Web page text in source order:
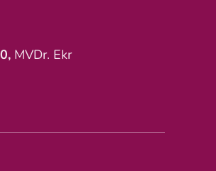
MVDr. Ekr